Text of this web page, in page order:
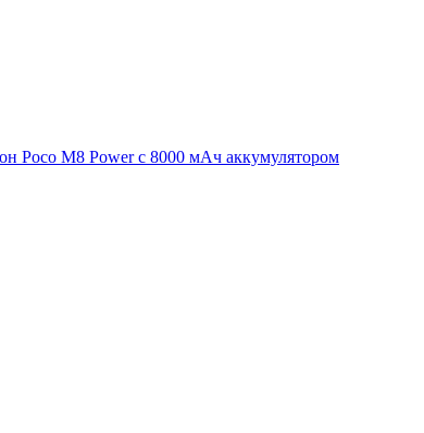
Poco M8 Power с 8000 мАч аккумулятором